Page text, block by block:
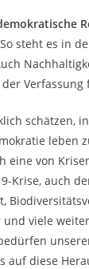
So steht es in
Verfassung
schätzen,
leben
eine von
Krise, auch
viele
auf diese